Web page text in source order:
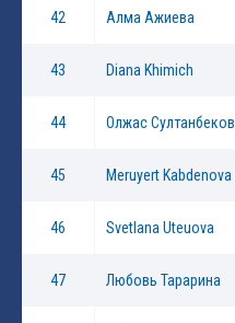
42 Алма Ажиева
43 Diana Khimich
44 Олжас Султанбеков
45 Meruyert Kabdenova
46 Svetlana Uteuova
47 Любовь Тарарина